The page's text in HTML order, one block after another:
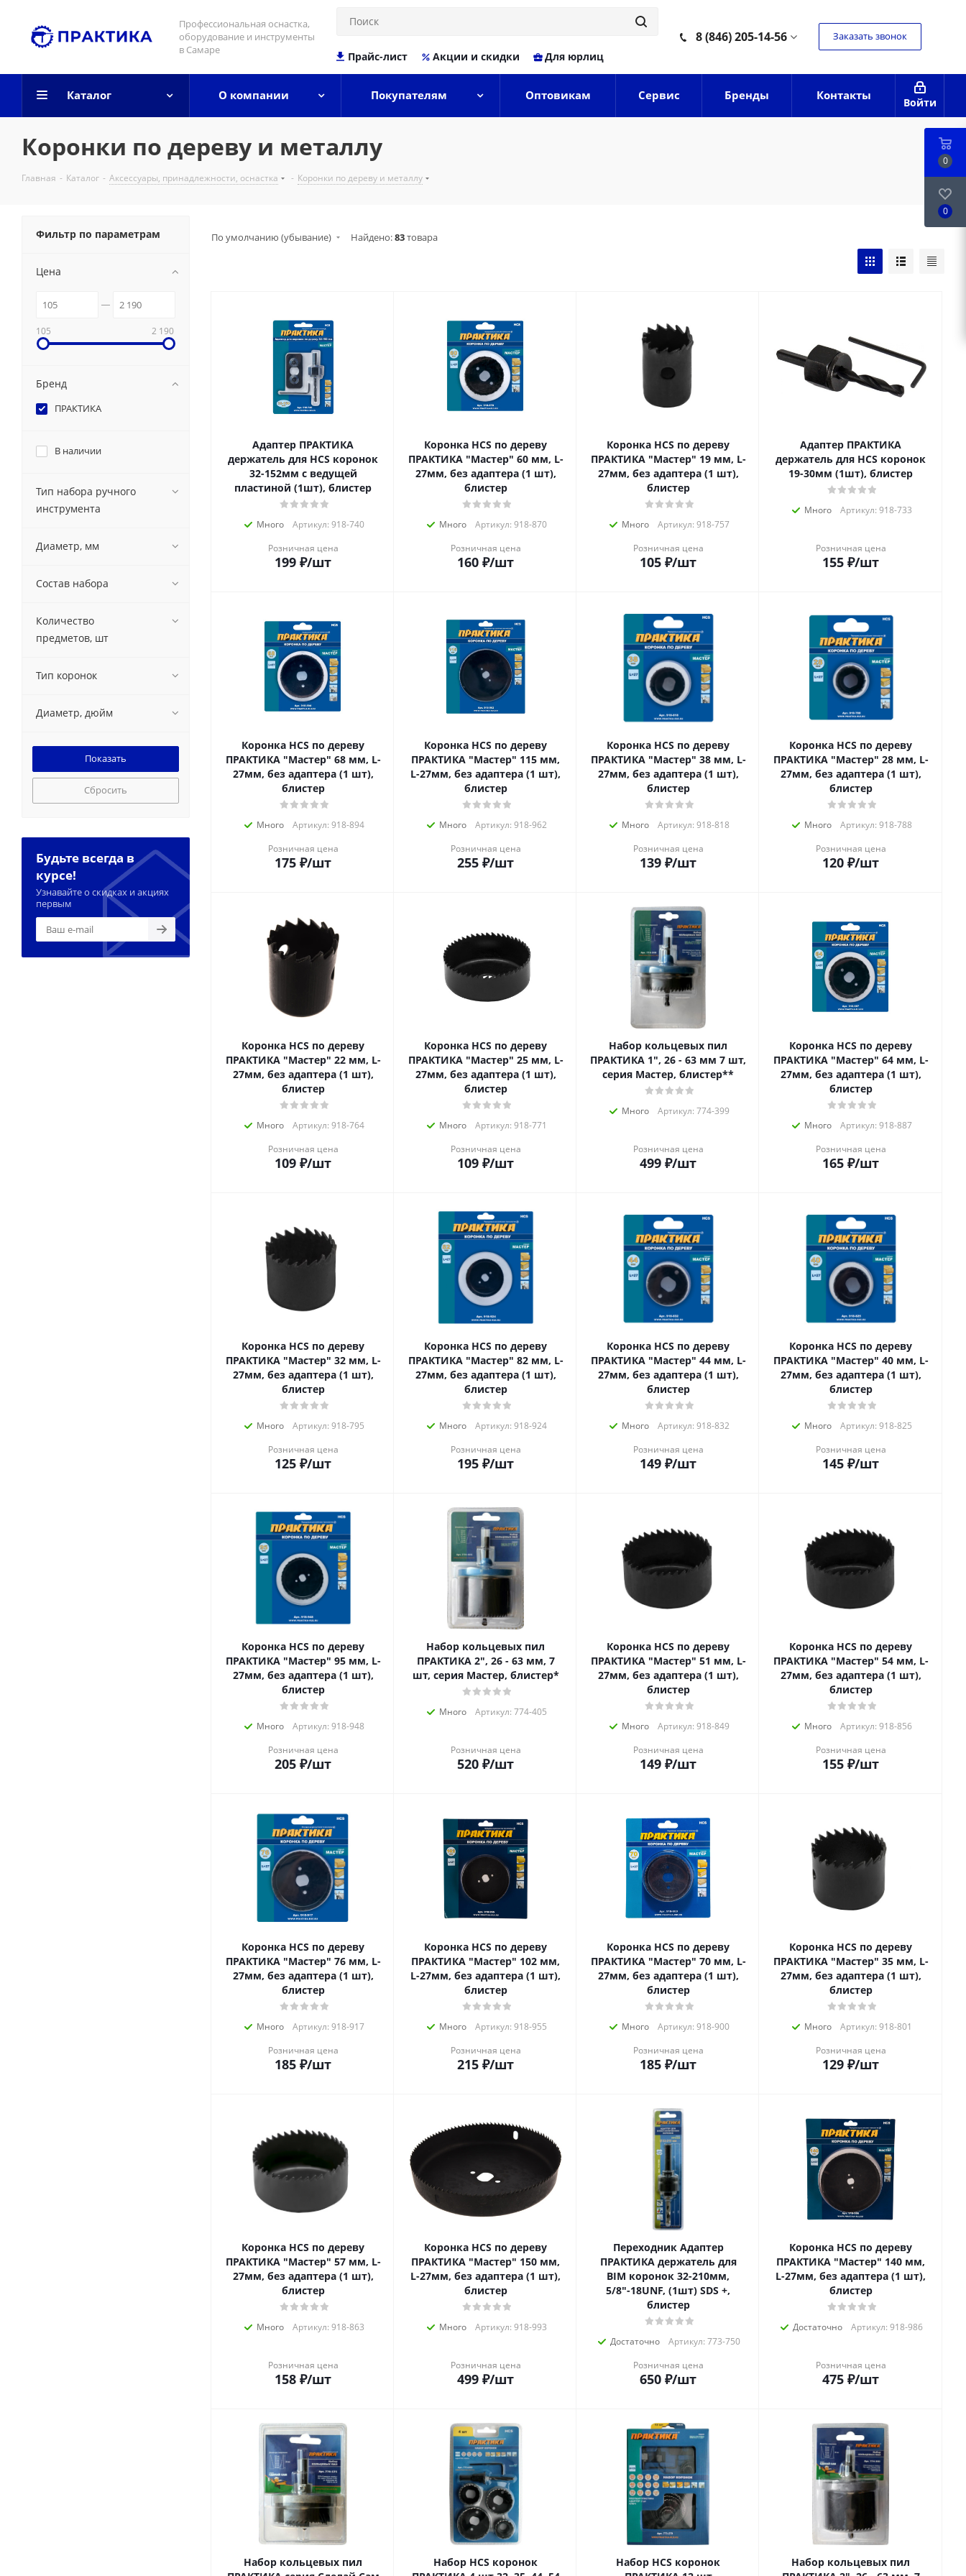
Профессиональная оснастка,
оборудование и инструменты
в Самаре
Прайс-лист Акции и скидки Для юрлиц
8 (846) 205-14-56 Заказать звонок
Войти
Каталог О компании Покупателям Оптовикам Сервис Бренды Контакты
Коронки по дереву и металлу
Главная - Каталог - Аксессуары, принадлежности, оснастка - Коронки по дереву и металлу
По умолчанию (убывание) Найдено:83товара
Адаптер ПРАКТИКА
держатель для HCS коронок
32-152мм с ведущей
пластиной (1шт), блистер
Много
Артикул: 918-740
Розничная цена
199 ₽/шт
Коронка HCS по дереву
ПРАКТИКА "Мастер" 60 мм, L-
27мм, без адаптера (1 шт),
блистер
Много
Артикул: 918-870
Розничная цена
160 ₽/шт
Коронка HCS по дереву
ПРАКТИКА "Мастер" 19 мм, L-
27мм, без адаптера (1 шт),
блистер
Много
Артикул: 918-757
Розничная цена
105 ₽/шт
Адаптер ПРАКТИКА
держатель для HCS коронок
19-30мм (1шт), блистер
Много Артикул: 918-733
Розничная цена
155 ₽/шт
Коронка HCS по дереву
ПРАКТИКА "Мастер" 68 мм, L-
27мм, без адаптера (1 шт),
блистер
Много
Артикул: 918-894
Розничная цена
175 ₽/шт
Коронка HCS по дереву
ПРАКТИКА "Мастер" 115 мм,
L-27мм, без адаптера (1 шт),
блистер
Много
Артикул: 918-962
Розничная цена
255 ₽/шт
Коронка HCS по дереву
ПРАКТИКА "Мастер" 38 мм, L-
27мм, без адаптера (1 шт),
блистер
Много
Артикул: 918-818
Розничная цена
139 ₽/шт
Коронка HCS по дереву
ПРАКТИКА "Мастер" 28 мм, L-
27мм, без адаптера (1 шт),
блистер
Много
Артикул: 918-788
Розничная цена
120 ₽/шт
Коронка HCS по дереву
ПРАКТИКА "Мастер" 22 мм, L-
27мм, без адаптера (1 шт),
блистер
Много
Артикул: 918-764
Розничная цена
109 ₽/шт
Коронка HCS по дереву
ПРАКТИКА "Мастер" 25 мм, L-
27мм, без адаптера (1 шт),
блистер
Много
Артикул: 918-771
Розничная цена
109 ₽/шт
Набор кольцевых пил
ПРАКТИКА 1", 26 - 63 мм 7 шт,
серия Мастер, блистер**
Много Артикул: 774-399
Розничная цена
499 ₽/шт
Коронка HCS по дереву
ПРАКТИКА "Мастер" 64 мм, L-
27мм, без адаптера (1 шт),
блистер
Много
Артикул: 918-887
Розничная цена
165 ₽/шт
Коронка HCS по дереву
ПРАКТИКА "Мастер" 32 мм, L-
27мм, без адаптера (1 шт),
блистер
Много
Артикул: 918-795
Розничная цена
125 ₽/шт
Коронка HCS по дереву
ПРАКТИКА "Мастер" 82 мм, L-
27мм, без адаптера (1 шт),
блистер
Много
Артикул: 918-924
Розничная цена
195 ₽/шт
Коронка HCS по дереву
ПРАКТИКА "Мастер" 44 мм, L-
27мм, без адаптера (1 шт),
блистер
Много
Артикул: 918-832
Розничная цена
149 ₽/шт
Коронка HCS по дереву
ПРАКТИКА "Мастер" 40 мм, L-
27мм, без адаптера (1 шт),
блистер
Много
Артикул: 918-825
Розничная цена
145 ₽/шт
Коронка HCS по дереву
ПРАКТИКА "Мастер" 95 мм, L-
27мм, без адаптера (1 шт),
блистер
Много
Артикул: 918-948
Розничная цена
205 ₽/шт
Набор кольцевых пил
ПРАКТИКА 2", 26 - 63 мм, 7
шт, серия Мастер, блистер*
Много Артикул: 774-405
Розничная цена
520 ₽/шт
Коронка HCS по дереву
ПРАКТИКА "Мастер" 51 мм, L-
27мм, без адаптера (1 шт),
блистер
Много
Артикул: 918-849
Розничная цена
149 ₽/шт
Коронка HCS по дереву
ПРАКТИКА "Мастер" 54 мм, L-
27мм, без адаптера (1 шт),
блистер
Много
Артикул: 918-856
Розничная цена
155 ₽/шт
Коронка HCS по дереву
ПРАКТИКА "Мастер" 76 мм, L-
27мм, без адаптера (1 шт),
блистер
Много
Артикул: 918-917
Розничная цена
185 ₽/шт
Коронка HCS по дереву
ПРАКТИКА "Мастер" 102 мм,
L-27мм, без адаптера (1 шт),
блистер
Много
Артикул: 918-955
Розничная цена
215 ₽/шт
Коронка HCS по дереву
ПРАКТИКА "Мастер" 70 мм, L-
27мм, без адаптера (1 шт),
блистер
Много
Артикул: 918-900
Розничная цена
185 ₽/шт
Коронка HCS по дереву
ПРАКТИКА "Мастер" 35 мм, L-
27мм, без адаптера (1 шт),
блистер
Много
Артикул: 918-801
Розничная цена
129 ₽/шт
Коронка HCS по дереву
ПРАКТИКА "Мастер" 57 мм, L-
27мм, без адаптера (1 шт),
блистер
Много Артикул: 918-863
Розничная цена
158 ₽/шт
Коронка HCS по дереву
ПРАКТИКА "Мастер" 150 мм,
L-27мм, без адаптера (1 шт),
блистер
Много Артикул: 918-993
Розничная цена
499 ₽/шт
Переходник Адаптер
ПРАКТИКА держатель для
BIM коронок 32-210мм,
5/8"-18UNF, (1шт) SDS +,
блистер
Достаточно
Артикул: 773-750
Розничная цена
650 ₽/шт
Коронка HCS по дереву
ПРАКТИКА "Мастер" 140 мм,
L-27мм, без адаптера (1 шт),
блистер
Достаточно Артикул: 918-986
Розничная цена
475 ₽/шт
Набор кольцевых пил
Набор HCS коронок
Набор HCS коронок
Набор кольцевых пил
Фильтр по параметрам
Цена
105 2 190
Бренд
ПРАКТИКА
В наличии
Тип набора ручного
инструмента
Диаметр, мм
Состав набора
Количество
предметов, шт
Тип коронок
Диаметр, дюйм
Сбросить
Будьте всегда в
курсе!
Узнавайте о скидках и акциях
первым
0
0